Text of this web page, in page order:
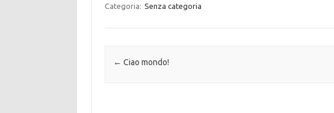
Categoria: Senza categoria
Navigazione articolo
← Ciao mondo!